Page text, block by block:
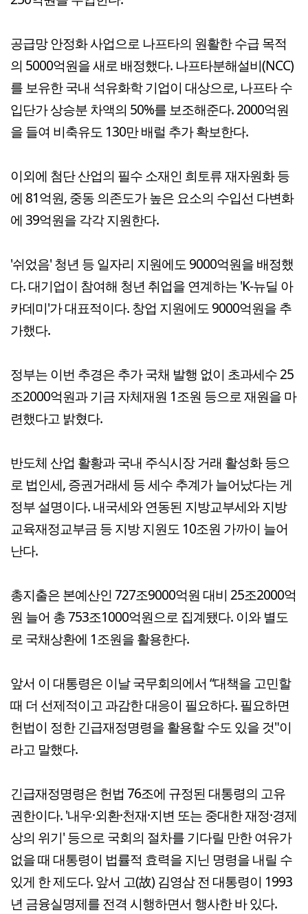
공급망 안정화 사업으로 나프타의 원활한 수급 목적
의 5000억원을 새로 배정했다. 나프타분해설비(NCC)
를 보유한 국내 석유화학 기업이 대상으로, 나프타 수
입단가 상승분 차액의 50%를 보조해준다. 2000억원
을 들여 비축유도 130만 배럴 추가 확보한다.
이외에 첨단 산업의 필수 소재인 희토류 재자원화 등
에 81억원, 중동 의존도가 높은 요소의 수입선 다변화
에 39억원을 각각 지원한다.
'쉬었음' 청년 등 일자리 지원에도 9000억원을 배정했
다. 대기업이 참여해 청년 취업을 연계하는 'K-뉴딜 아
카데미'가 대표적이다. 창업 지원에도 9000억원을 추
가했다.
정부는 이번 추경은 추가 국채 발행 없이 초과세수 25
조2000억원과 기금 자체재원 1조원 등으로 재원을 마
련했다고 밝혔다.
반도체 산업 활황과 국내 주식시장 거래 활성화 등으
로 법인세, 증권거래세 등 세수 추계가 늘어났다는 게
정부 설명이다. 내국세와 연동된 지방교부세와 지방
교육재정교부금 등 지방 지원도 10조원 가까이 늘어
난다.
총지출은 본예산인 727조9000억원 대비 25조2000억
원 늘어 총 753조1000억원으로 집계됐다. 이와 별도
로 국채상환에 1조원을 활용한다.
앞서 이 대통령은 이날 국무회의에서 “대책을 고민할
때 더 선제적이고 과감한 대응이 필요하다. 필요하면
헌법이 정한 긴급재정명령을 활용할 수도 있을 것"이
라고 말했다.
긴급재정명령은 헌법 76조에 규정된 대통령의 고유
권한이다. '내우·외환·천재·지변 또는 중대한 재정·경제
상의 위기' 등으로 국회의 절차를 기다릴 만한 여유가
없을 때 대통령이 법률적 효력을 지닌 명령을 내릴 수
있게 한 제도다. 앞서 고(故) 김영삼 전 대통령이 1993
년 금융실명제를 전격 시행하면서 행사한 바 있다.